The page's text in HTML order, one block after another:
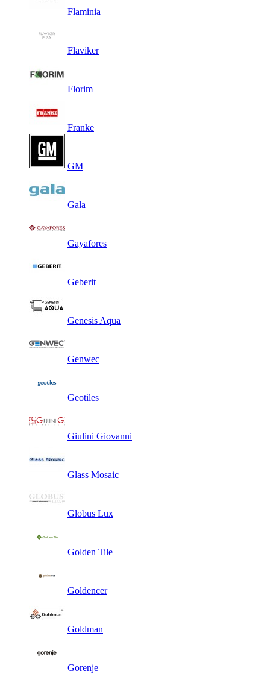
Flaminia
Flaviker
Florim
Franke
GM
Gala
Gayafores
Geberit
Genesis Aqua
Genwec
Geotiles
Giulini Giovanni
Glass Mosaic
Globus Lux
Golden Tile
Goldencer
Goldman
Gorenje